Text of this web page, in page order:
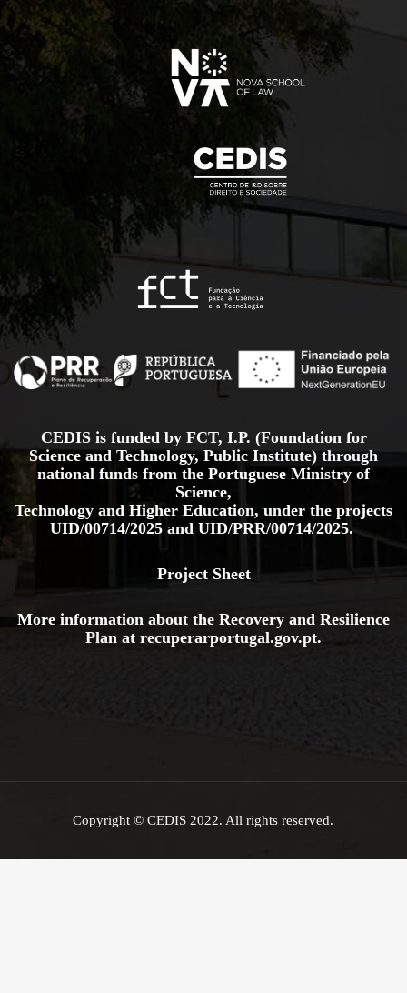
CEDIS is funded by FCT, I.P. (Foundation for
Science and Technology, Public Institute) through
national funds from the Portuguese Ministry of
Science,
Technology and Higher Education, under the projects
UID/00714/2025 and UID/PRR/00714/2025.
Project Sheet
More information about the Recovery and Resilience
Plan at recuperarportugal.gov.pt.
Copyright © CEDIS 2022. All rights reserved.